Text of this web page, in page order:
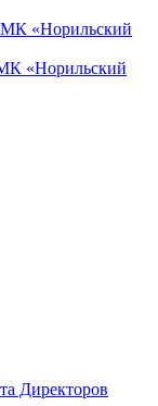
«Норильский
«Норильский
Директоров